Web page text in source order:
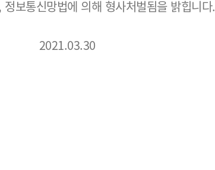
보통신망법에 의해 형사처벌됨을 밝힙니다.
2021.03.30